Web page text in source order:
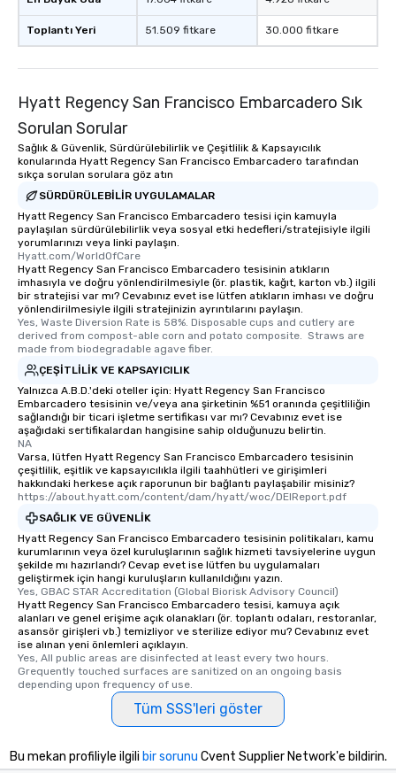
experience is
restaurants are within
short stroll allows
networking
itinerary. You Get a Dinner and a Show
Our tours offer an
who leads the group
offering engaging
interactive
along the way
ensuring there is
Different Types of
convenient outing,
and your guests
discovered otherwise
a way to try some of
in the city and dive
cuisines and dishes.
high standards to
delight any palate. Tours Available
group experience,
key. Whether you
business hours or
you to provide
You Like Along with
scheduling, Lip
durations. Our
Toplantı Yeri 51.509 fitkare 30.000 fitkare
Hyatt Regency San Francisco Embarcadero Sık
Sorulan Sorular
Sağlık & Güvenlik, Sürdürülebilirlik ve Çeşitlilik & Kapsayıcılık
konularında Hyatt Regency San Francisco Embarcadero tarafından
sıkça sorulan sorulara göz atın
SÜRDÜRÜLEBILIR UYGULAMALAR
Hyatt Regency San Francisco Embarcadero tesisi için kamuyla
paylaşılan sürdürülebilirlik veya sosyal etki hedefleri/stratejisiyle ilgili
yorumlarınızı veya linki paylaşın.
Hyatt.com/WorldOfCare
Hyatt Regency San Francisco Embarcadero tesisinin atıkların
imhasıyla ve doğru yönlendirilmesiyle (ör. plastik, kağıt, karton vb.) ilgili
bir stratejisi var mı? Cevabınız evet ise lütfen atıkların imhası ve doğru
yönlendirilmesiyle ilgili stratejinizin ayrıntılarını paylaşın.
Yes, Waste Diversion Rate is 58%. Disposable cups and cutlery are
derived from compost-able corn and potato composite.  Straws are
made from biodegradable agave fiber.
ÇEŞITLILIK VE KAPSAYICILIK
Yalnızca A.B.D.'deki oteller için: Hyatt Regency San Francisco
Embarcadero tesisinin ve/veya ana şirketinin %51 oranında çeşitliliğin
sağlandığı bir ticari işletme sertifikası var mı? Cevabınız evet ise
aşağıdaki sertifikalardan hangisine sahip olduğunuzu belirtin.
NA
Varsa, lütfen Hyatt Regency San Francisco Embarcadero tesisinin
çeşitlilik, eşitlik ve kapsayıcılıkla ilgili taahhütleri ve girişimleri
hakkındaki herkese açık raporunun bir bağlantı paylaşabilir misiniz?
https://about.hyatt.com/content/dam/hyatt/woc/DEIReport.pdf
SAĞLIK VE GÜVENLIK
Hyatt Regency San Francisco Embarcadero tesisinin politikaları, kamu
kurumlarının veya özel kuruluşlarının sağlık hizmeti tavsiyelerine uygun
şekilde mı hazırlandı? Cevap evet ise lütfen bu uygulamaları
geliştirmek için hangi kuruluşların kullanıldığını yazın.
Yes, GBAC STAR Accreditation (Global Biorisk Advisory Council)
Hyatt Regency San Francisco Embarcadero tesisi, kamuya açık
alanları ve genel erişime açık olanakları (ör. toplantı odaları, restoranlar,
asansör girişleri vb.) temizliyor ve sterilize ediyor mu? Cevabınız evet
ise alınan yeni önlemleri açıklayın.
Yes, All public areas are disinfected at least every two hours.
Grequently touched surfaces are sanitized on an ongoing basis
depending upon frequency of use.
Tüm SSS'leri göster
Bu mekan profiliyle ilgili bir sorunu Cvent Supplier Network'e bildirin.